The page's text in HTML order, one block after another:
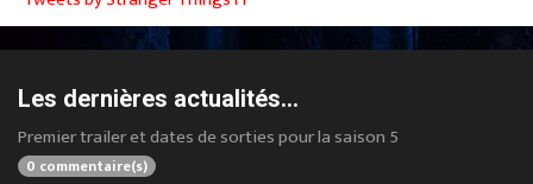
Les dernières actualités...
Premier trailer et dates de sorties pour la saison 5
0 commentaire(s)